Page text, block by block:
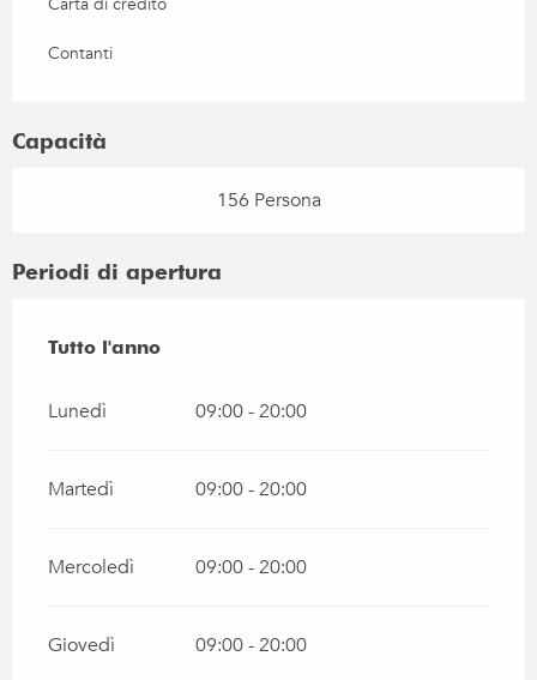
Contanti
Capacità
156 Persona
Periodi di apertura
Tutto l'anno
Tutto l'anno
Lunedì 09:00 - 20:00
Martedì 09:00 - 20:00
Mercoledì 09:00 - 20:00
Giovedì 09:00 - 20:00